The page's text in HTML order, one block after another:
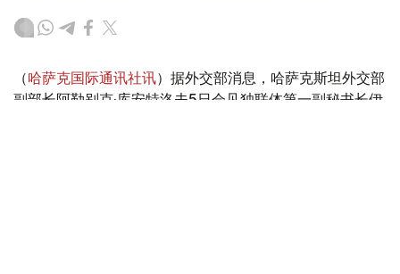
（哈萨克国际通讯社讯）据外交部消息，哈萨克斯坦外交部
副部长阿勒别克·库安特洛夫5日会见独联体第一副秘书长伊